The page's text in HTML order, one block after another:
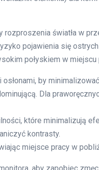
światła w
pojawienia się
połyskiem w miejscu
by
Dla
które minimalizują
kontrasty.
miejsce pracy w